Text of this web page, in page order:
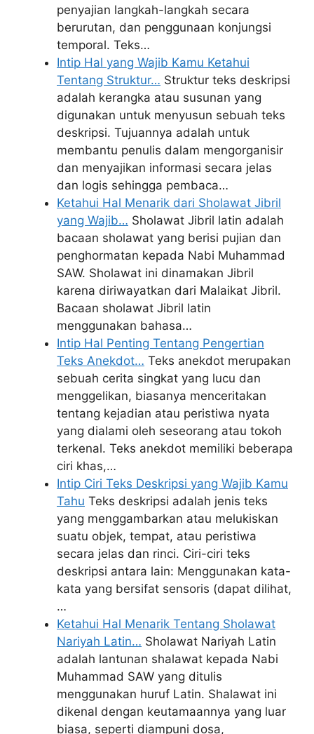
penyajian langkah-langkah secara
berurutan, dan penggunaan konjungsi
temporal. Teks…
Intip Hal yang Wajib Kamu Ketahui
Tentang Struktur… Struktur teks deskripsi
adalah kerangka atau susunan yang
digunakan untuk menyusun sebuah teks
deskripsi. Tujuannya adalah untuk
membantu penulis dalam mengorganisir
dan menyajikan informasi secara jelas
dan logis sehingga pembaca…
Ketahui Hal Menarik dari Sholawat Jibril
yang Wajib… Sholawat Jibril latin adalah
bacaan sholawat yang berisi pujian dan
penghormatan kepada Nabi Muhammad
SAW. Sholawat ini dinamakan Jibril
karena diriwayatkan dari Malaikat Jibril.
Bacaan sholawat Jibril latin
menggunakan bahasa…
Intip Hal Penting Tentang Pengertian
Teks Anekdot… Teks anekdot merupakan
sebuah cerita singkat yang lucu dan
menggelikan, biasanya menceritakan
tentang kejadian atau peristiwa nyata
yang dialami oleh seseorang atau tokoh
terkenal. Teks anekdot memiliki beberapa
ciri khas,…
Intip Ciri Teks Deskripsi yang Wajib Kamu
Tahu Teks deskripsi adalah jenis teks
yang menggambarkan atau melukiskan
suatu objek, tempat, atau peristiwa
secara jelas dan rinci. Ciri-ciri teks
deskripsi antara lain: Menggunakan kata-
kata yang bersifat sensoris (dapat dilihat,
…
Ketahui Hal Menarik Tentang Sholawat
Nariyah Latin… Sholawat Nariyah Latin
adalah lantunan shalawat kepada Nabi
Muhammad SAW yang ditulis
menggunakan huruf Latin. Shalawat ini
dikenal dengan keutamaannya yang luar
biasa, seperti diampuni dosa,